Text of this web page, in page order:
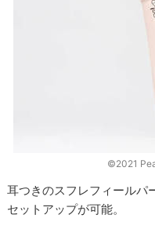
©︎2021
耳つきのスフレフィールパ
セットアップが可能。